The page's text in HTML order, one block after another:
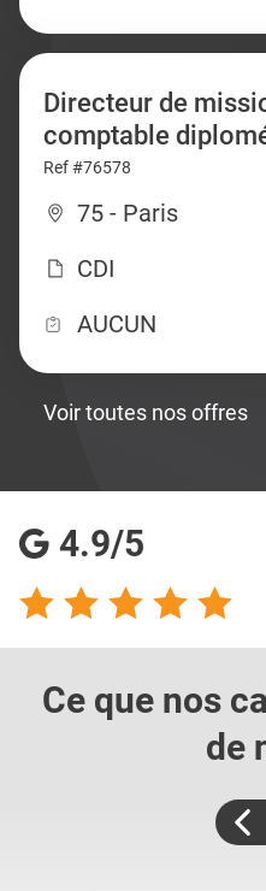
Directeur de
comptable
Ref #76578
75 - Paris
CDI
AUCUN
Voir toutes nos offres
4.9/5
Ce que nos
de